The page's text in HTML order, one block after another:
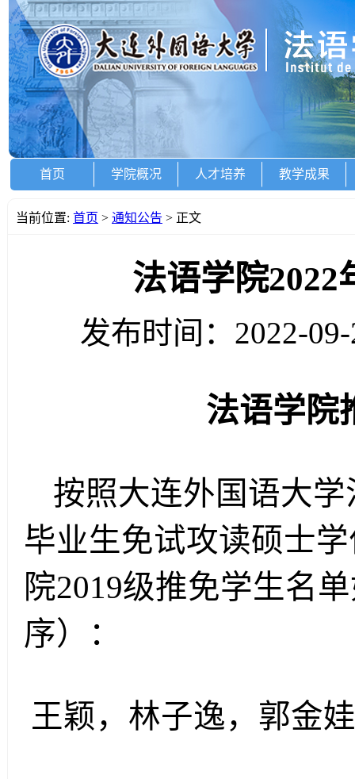
首页 学院概况 人才培养 教学成果
当前位置: 首页 > 通知公告 > 正文
法语学院2022
发布时间：2022-
法语学院
按照大连外国语大
毕业生免试攻读硕士
院2019级推免学生名
序）：
王颖 ， 林子逸 ， 郭金娃